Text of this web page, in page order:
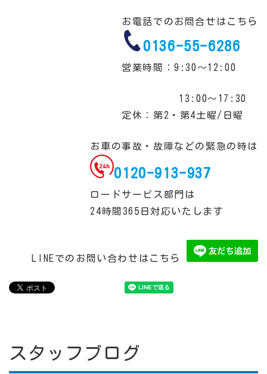
お電話でのお問合せはこちら
0136-55-6286
営業時間：9:30～12:00
13:00～17:30
定休：第2・第4土曜/日曜
お車の事故・故障などの緊急の時は
0120-913-937
ロードサービス部門は
24時間365日対応いたします
LINEでのお問い合わせはこちら
スタッフブログ